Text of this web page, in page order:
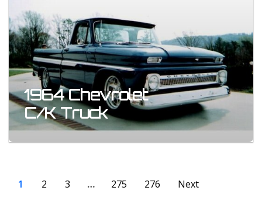
1964 Chevrolet
C/K Truck
1 2 3 … 275 276 Next